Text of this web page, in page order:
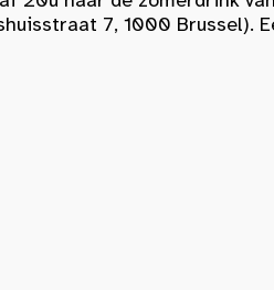
7, 1000 Brussel).